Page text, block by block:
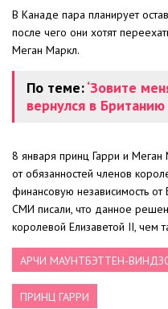
В Канаде пара планирует
после чего они хотят
Меган Маркл.
По теме:‘Зовите
вернулся в
8 января принц Гарри и Меган
от обязанностей членов
финансовую независимость от
СМИ писали, что данное
королевой Елизаветой II, чем
АРЧИ МАУНТБЭТТЕН-
ПРИНЦ ГАРРИ